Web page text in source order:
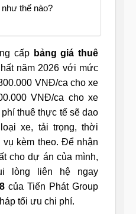
thế nào?
cấp bảng giá thuê
năm 2026 với mức
VNĐ/ca cho xe
VNĐ/ca cho xe
thuê thực tế sẽ dao
xe, tải trọng, thời
kèm theo. Để nhận
cho dự án của mình,
lòng liên hệ ngay
của Tiến Phát Group
tối ưu chi phí.